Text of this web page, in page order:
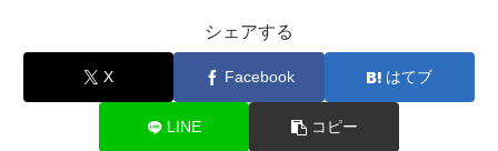
シェアする
X Facebook はてブ
LINE コピー